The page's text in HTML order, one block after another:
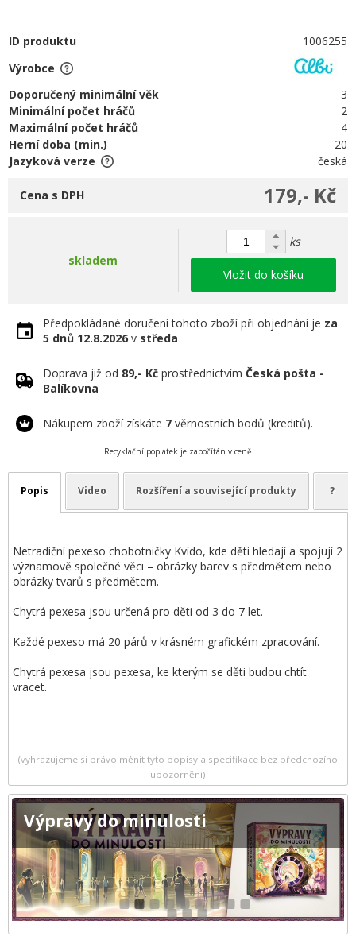
ID produktu
1006255
Výrobce
Doporučený minimální věk
3
Minimální počet hráčů
2
Maximální počet hráčů
4
Herní doba (min.)
20
Jazyková verze
česká
179,- Kč
Cena s DPH
skladem
ks
Vložit do košíku
Předpokládané doručení tohoto zboží při objednání je za
5 dnů 12.8.2026 v středa
Doprava již od 89,- Kč prostřednictvím Česká pošta -
Balíkovna
Nákupem zboží získáte 7 věrnostních bodů (kreditů).
Recyklační poplatek je započítán v ceně
Popis Video Rozšíření a související produkty ?
Netradiční pexeso chobotničky Kvído, kde děti hledají a spojují 2
významově společné věci – obrázky barev s předmětem nebo
obrázky tvarů s předmětem.
Chytrá pexesa jsou určená pro děti od 3 do 7 let.
Každé pexeso má 20 párů v krásném grafickém zpracování.
Chytrá pexesa jsou pexesa, ke kterým se děti budou chtít
vracet.
(vyhrazujeme si právo měnit tyto popisy a specifikace bez předchozího
upozornění)
Výpravy do minulosti